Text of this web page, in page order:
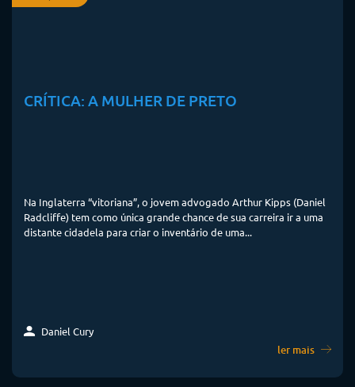
CRÍTICA: A MULHER DE PRETO
Na Inglaterra “vitoriana”, o jovem advogado Arthur Kipps (Daniel
Radcliffe) tem como única grande chance de sua carreira ir a uma
distante cidadela para criar o inventário de uma...
Daniel Cury
ler mais